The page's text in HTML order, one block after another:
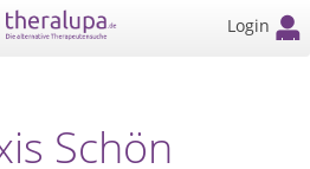
Login
Schön